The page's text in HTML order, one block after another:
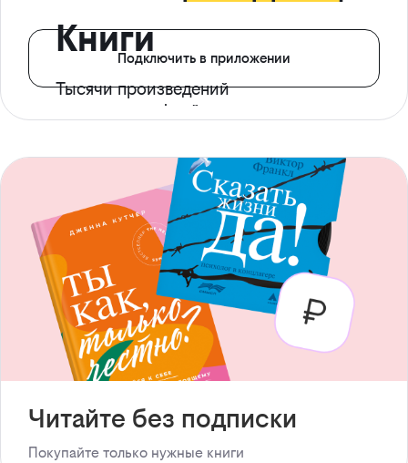
Книги
Тысячи произведений
с доступом офлайн
Подключить в приложении
Читайте без подписки
Покупайте только нужные книги